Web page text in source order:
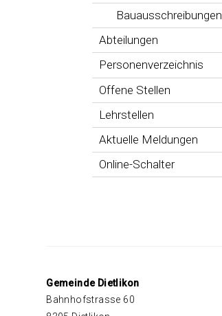
Bauausschreibungen
Abteilungen
Personenverzeichnis
Offene Stellen
Lehrstellen
Aktuelle Meldungen
Online-Schalter
Footer
Gemeinde Dietlikon
Bahnhofstrasse 60